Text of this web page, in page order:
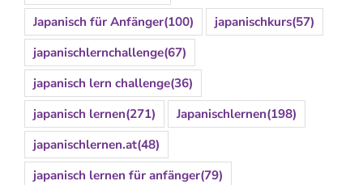
Japanisch für Anfänger(100) japanischkurs(57)
japanischlernchallenge(67)
japanisch lern challenge(36)
japanisch lernen(271) Japanischlernen(198)
japanischlernen.at(48)
japanisch lernen für anfänger(79)